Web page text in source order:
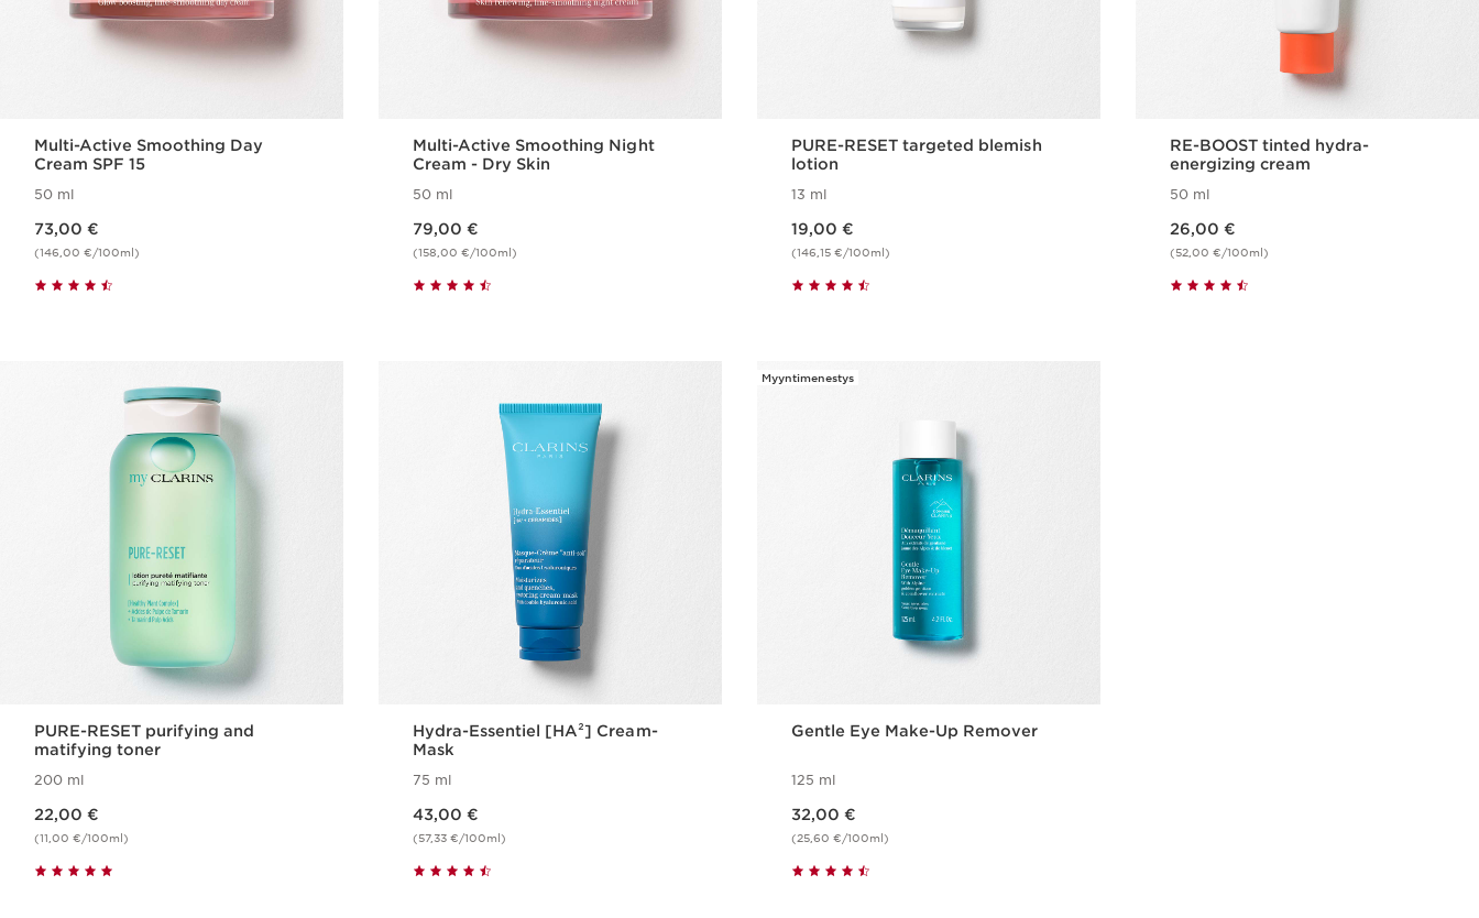
Multi-Active Smoothing Day
Cream SPF 15
50 ml
73,00 €
(146,00 €/100ml)
Multi-Active Smoothing Night
Cream - Dry Skin
50 ml
79,00 €
(158,00 €/100ml)
PURE-RESET targeted blemish
lotion
13 ml
19,00 €
(146,15 €/100ml)
RE-BOOST tinted hydra-
energizing cream
50 ml
26,00 €
(52,00 €/100ml)
PURE-RESET purifying and
matifying toner
200 ml
22,00 €
(11,00 €/100ml)
Hydra-Essentiel [HA²] Cream-
Mask
75 ml
43,00 €
(57,33 €/100ml)
Myyntimenestys
Gentle Eye Make-Up Remover
125 ml
32,00 €
(25,60 €/100ml)